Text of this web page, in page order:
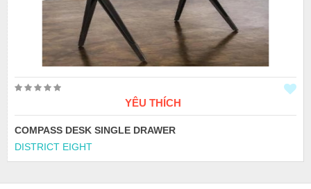
YÊU THÍCH
COMPASS DESK SINGLE DRAWER
DISTRICT EIGHT